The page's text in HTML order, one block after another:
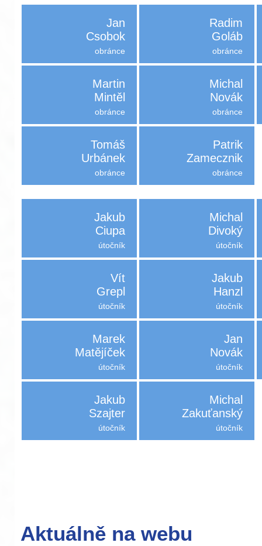
Jan
Csobok
obránce
Radim
Goláb
obránce
Martin
Mintěl
obránce
Michal
Novák
obránce
Tomáš
Urbánek
obránce
Patrik
Zamecznik
obránce
Jakub
Ciupa
útočník
Michal
Divoký
útočník
Vít
Grepl
útočník
Jakub
Hanzl
útočník
Marek
Matějíček
útočník
Jan
Novák
útočník
Jakub
Szajter
útočník
Michal
Zakuťanský
útočník
Aktuálně na webu